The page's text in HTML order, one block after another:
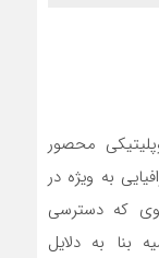
محصور
به ویژه در
که دسترسی
به دلایل